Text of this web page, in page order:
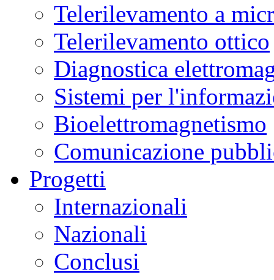
Telerilevamento a
Telerilevamento ottico
Diagnostica
Sistemi per
Bioelettromagnetismo
Comunicazione
Progetti
Internazionali
Nazionali
Conclusi